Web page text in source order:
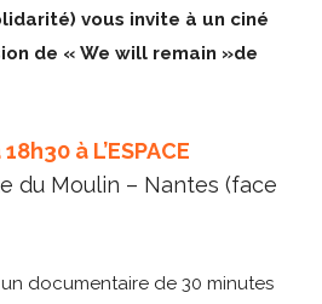
vous invite à un ciné
de « We will remain »de
à L’ESPACE
du Moulin – Nantes (face
documentaire de 30 minutes